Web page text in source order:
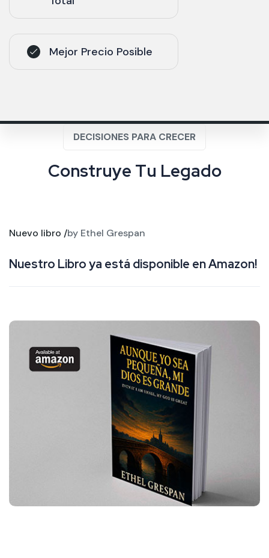
Mejor Precio Posible
DECISIONES PARA CRECER
Construye Tu Legado
Nuevo libro /by Ethel Grespan
Nuestro Libro ya está disponible en Amazon!